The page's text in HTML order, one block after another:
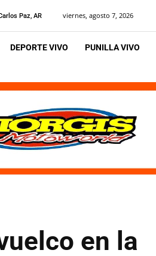
Paz, AR viernes, agosto 7, 2026
DEPORTE VIVO PUNILLA VIVO
en la